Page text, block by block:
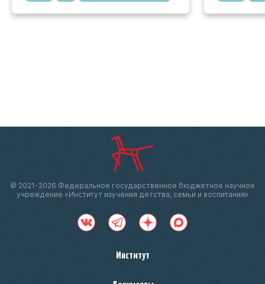
© 2021-2026 Федеральное государственное бюджетное научное
учреждение «Институт изучения детства, семьи и воспитания»
Институт